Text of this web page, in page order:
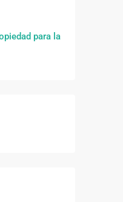
para la